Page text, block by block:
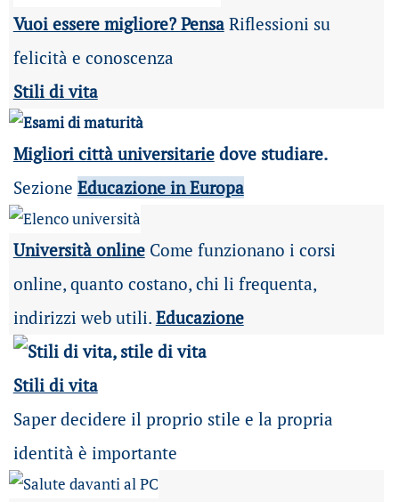
Vuoi essere migliore? PensaRiflessioni su
felicità e conoscenza
Stili di vita
Migliori città universitariedove studiare.
Sezione Educazione in Europa
Università online Come funzionano i corsi
online, quanto costano, chi li frequenta,
indirizzi web utili. Educazione
Stili di vita
Saper decidere il proprio stile e la propria
identità è importante